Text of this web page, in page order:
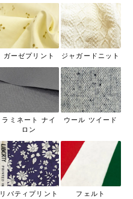
ガーゼプリント ジャガードニット
ラミネート ナイ
ロン
ウール ツイード
リバティプリント フェルト